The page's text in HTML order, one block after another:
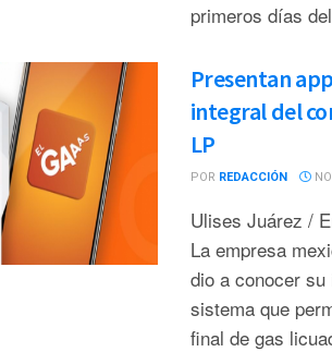
primeros días
Presentan
integral del
LP
POR REDACCIÓN
Ulises Juárez /
La empresa
dio a conocer su
sistema que
final de gas